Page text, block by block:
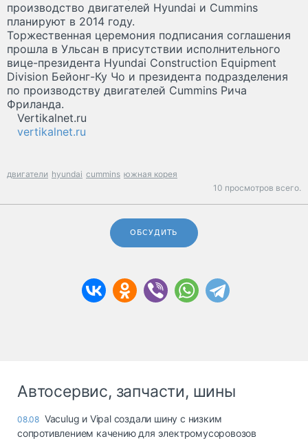
производство двигателей Hyundai и Cummins
планируют в 2014 году.
Торжественная церемония подписания соглашения
прошла в Ульсан в присутствии исполнительного
вице-президента Hyundai Construction Equipment
Division Бейонг-Ку Чо и президента подразделения
по производству двигателей Cummins Рича
Фриланда.
Vertikalnet.ru
vertikalnet.ru
двигатели hyundai cummins южная корея
10 просмотров всего.
ОБСУДИТЬ
Автосервис, запчасти, шины
08.08 Vaculug и Vipal создали шину с низким
сопротивлением качению для электромусоровозов